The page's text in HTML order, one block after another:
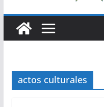
actos culturales